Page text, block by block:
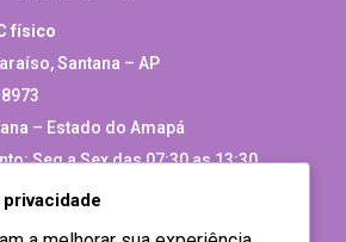
físico
Santana – AP
– Estado do Amapá
Seg a Sex das 07:30 as 13:30